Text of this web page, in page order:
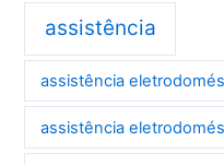
assistência
assistência
assistência